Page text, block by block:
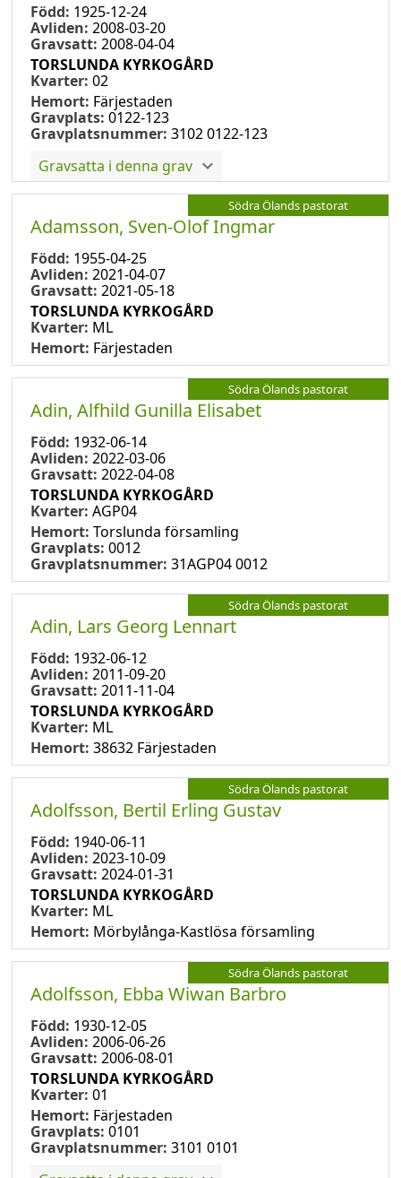
Född: 1925-12-24
Avliden: 2008-03-20
Gravsatt: 2008-04-04
TORSLUNDA KYRKOGÅRD
Kvarter: 02
Hemort: Färjestaden
Gravplats: 0122-123
Gravplatsnummer: 3102 0122-123
Gravsatta i denna grav
Södra Ölands pastorat
Adamsson, Sven-Olof Ingmar
Född: 1955-04-25
Avliden: 2021-04-07
Gravsatt: 2021-05-18
TORSLUNDA KYRKOGÅRD
Kvarter: ML
Hemort: Färjestaden
Södra Ölands pastorat
Adin, Alfhild Gunilla Elisabet
Född: 1932-06-14
Avliden: 2022-03-06
Gravsatt: 2022-04-08
TORSLUNDA KYRKOGÅRD
Kvarter: AGP04
Hemort: Torslunda församling
Gravplats: 0012
Gravplatsnummer: 31AGP04 0012
Södra Ölands pastorat
Adin, Lars Georg Lennart
Född: 1932-06-12
Avliden: 2011-09-20
Gravsatt: 2011-11-04
TORSLUNDA KYRKOGÅRD
Kvarter: ML
Hemort: 38632 Färjestaden
Södra Ölands pastorat
Adolfsson, Bertil Erling Gustav
Född: 1940-06-11
Avliden: 2023-10-09
Gravsatt: 2024-01-31
TORSLUNDA KYRKOGÅRD
Kvarter: ML
Hemort: Mörbylånga-Kastlösa församling
Södra Ölands pastorat
Adolfsson, Ebba Wiwan Barbro
Född: 1930-12-05
Avliden: 2006-06-26
Gravsatt: 2006-08-01
TORSLUNDA KYRKOGÅRD
Kvarter: 01
Hemort: Färjestaden
Gravplats: 0101
Gravplatsnummer: 3101 0101